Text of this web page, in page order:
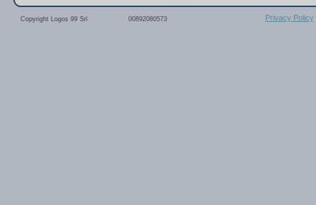
Copyright Logos 99 Srl 00892080573 Privacy Policy